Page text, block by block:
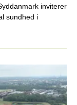
inviterer
sundhed i